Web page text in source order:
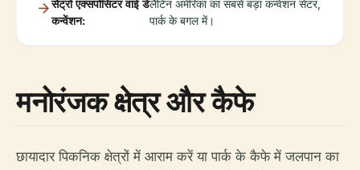
सेंट्रो एक्सपोसिटर वाई डे
कन्वेंशन:
लैटिन अमेरिका का सबसे बड़ा कन्वेंशन सेंटर,
पार्क के बगल में।
मनोरंजक क्षेत्र और कैफे
छायादार पिकनिक क्षेत्रों में आराम करें या पार्क के कैफे में जलपान का